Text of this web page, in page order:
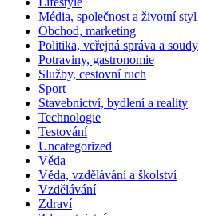
Média, společnost a životní styl
Obchod, marketing
Politika, veřejná správa a soudy
Potraviny, gastronomie
Služby, cestovní ruch
Sport
Stavebnictví, bydlení a reality
Technologie
Testování
Uncategorized
Věda
Věda, vzdělávání a školství
Vzdělávání
Zdraví